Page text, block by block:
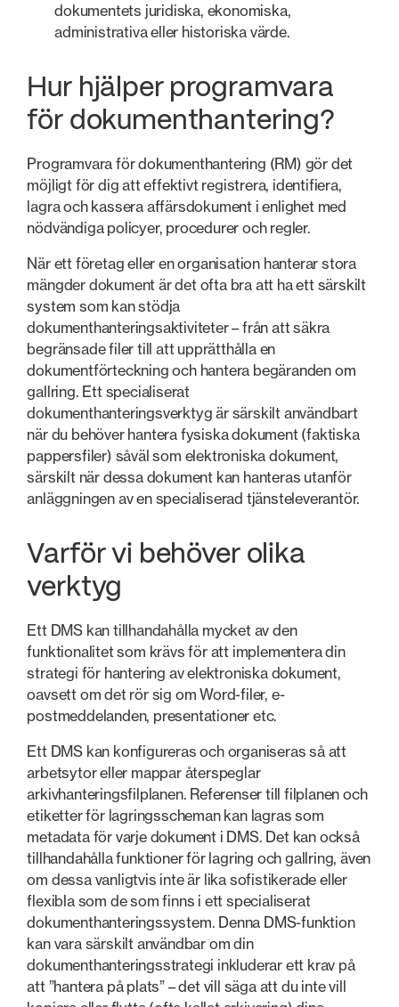
dokumentets juridiska, ekonomiska,
administrativa eller historiska värde.
Hur hjälper programvara
för dokumenthantering?
Programvara för dokumenthantering (RM) gör det
möjligt för dig att effektivt registrera, identifiera,
lagra och kassera affärsdokument i enlighet med
nödvändiga policyer, procedurer och regler.
När ett företag eller en organisation hanterar stora
mängder dokument är det ofta bra att ha ett särskilt
system som kan stödja
dokumenthanteringsaktiviteter – från att säkra
begränsade filer till att upprätthålla en
dokumentförteckning och hantera begäranden om
gallring. Ett specialiserat
dokumenthanteringsverktyg är särskilt användbart
när du behöver hantera fysiska dokument (faktiska
pappersfiler) såväl som elektroniska dokument,
särskilt när dessa dokument kan hanteras utanför
anläggningen av en specialiserad tjänsteleverantör.
Varför vi behöver olika
verktyg
Ett DMS kan tillhandahålla mycket av den
funktionalitet som krävs för att implementera din
strategi för hantering av elektroniska dokument,
oavsett om det rör sig om Word-filer, e-
postmeddelanden, presentationer etc.
Ett DMS kan konfigureras och organiseras så att
arbetsytor eller mappar återspeglar
arkivhanteringsfilplanen. Referenser till filplanen och
etiketter för lagringsscheman kan lagras som
metadata för varje dokument i DMS. Det kan också
tillhandahålla funktioner för lagring och gallring, även
om dessa vanligtvis inte är lika sofistikerade eller
flexibla som de som finns i ett specialiserat
dokumenthanteringssystem. Denna DMS-funktion
kan vara särskilt användbar om din
dokumenthanteringsstrategi inkluderar ett krav på
att ”hantera på plats” – det vill säga att du inte vill